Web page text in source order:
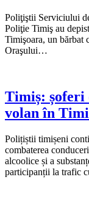
Poliţiştii Serviciului
Poliţie Timiş au
Timişoara, un bărbat
Oraşului…
Timiș: șoferi
volan în
Polițiștii timișeni
combaterea
alcoolice și a
participanții la trafic